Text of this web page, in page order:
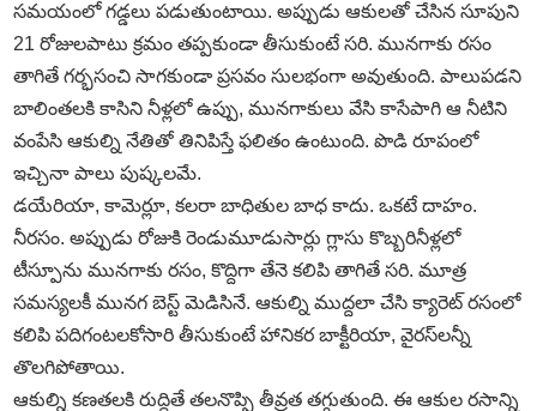
సమయంలో గడ్డలు పడుతుంటాయి. అప్పుడు ఆకులతో చేసిన సూపుని
21 రోజులపాటు క్రమం తప్పకుండా తీసుకుంటే సరి. మునగాకు రసం
తాగితే గర్భసంచి సాగకుండా ప్రసవం సులభంగా అవుతుంది. పాలుపడని
బాలింతలకి కాసిని నీళ్లలో ఉప్పు, మునగాకులు వేసి కాసేపాగి ఆ నీటిని
వంపేసి ఆకుల్ని నేతితో తినిపిస్తే ఫలితం ఉంటుంది. పొడి రూపంలో
ఇచ్చినా పాలు పుష్కలమే.
డయేరియా, కామెర్లూ, కలరా బాధితుల బాధ కాదు. ఒకటే దాహం.
నీరసం. అప్పుడు రోజుకి రెండుమూడుసార్లు గ్లాసు కొబ్బరినీళ్లలో
టీస్పూను మునగాకు రసం, కొద్దిగా తేనె కలిపి తాగితే సరి. మూత్ర
సమస్యలకీ మునగ బెస్ట్‌ మెడిసినే. ఆకుల్ని ముద్దలా చేసి క్యారెట్‌ రసంలో
కలిపి పదిగంటలకోసారి తీసుకుంటే హానికర బాక్టీరియా, వైరస్‌లన్నీ
తొలగిపోతాయి.
ఆకుల్ని కణతలకి రుద్దితే తలనొప్పి తీవ్రత తగ్గుతుంది. ఈ ఆకుల రసాన్ని